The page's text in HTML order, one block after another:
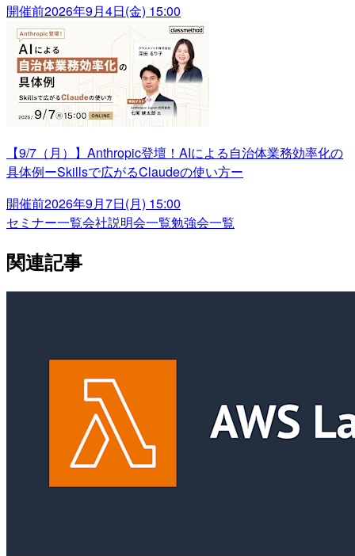
開催前2026年9月4日(金) 15:00
【9/7（月）】Anthropic登壇！AIによる自治体業務効率化の
具体例ーSkillsで広がるClaudeの使い方ー
開催前2026年9月7日(月) 15:00
セミナー一覧会社説明会一覧勉強会一覧
関連記事